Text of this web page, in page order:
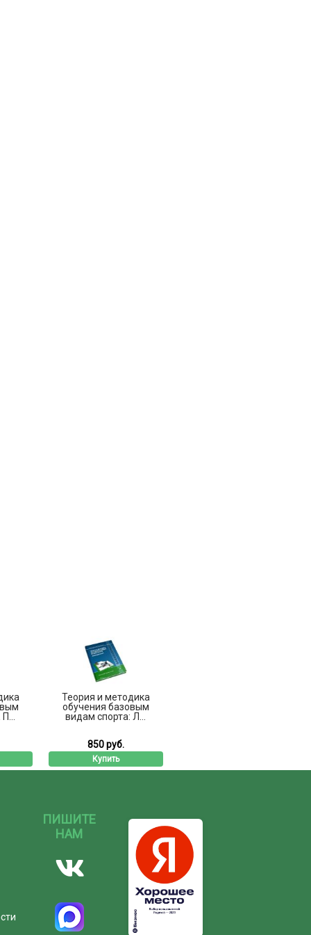
Теория и методика
обучения базовым
видам спорта: Л...
850 руб.
Купить
ПИШИТЕ
НАМ